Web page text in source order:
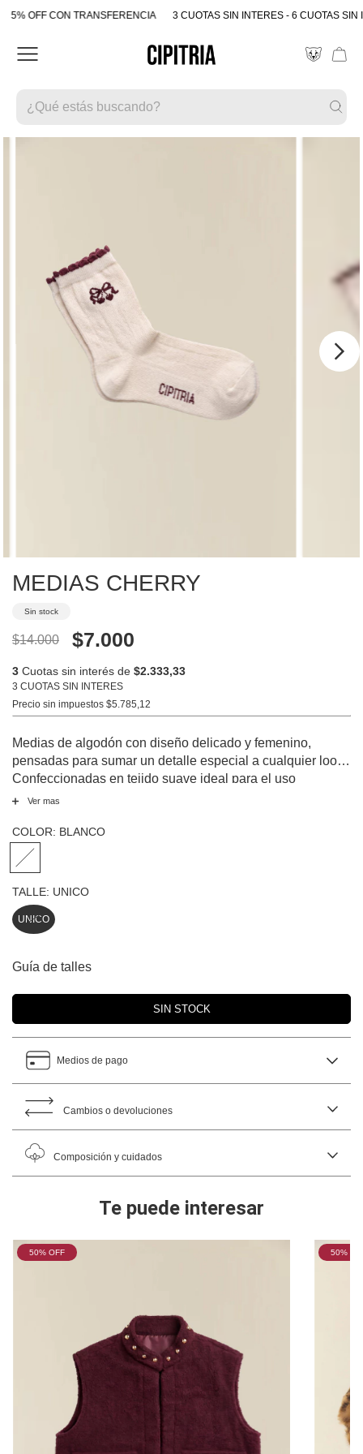
5% OFF CON TRANSFERENCIA 3 CUOTAS SIN INTERES - 6 CUOTAS
MEDIAS CHERRY
Sin stock
$14.000 $7.000
3 Cuotas sin interés de $2.333,33
3 CUOTAS SIN INTERES
Precio sin impuestos $5.785,12
Medias de algodón con diseño delicado y femenino,
pensadas para sumar un detalle especial a cualquier look.
Confeccionadas en tejido suave ideal para el uso
diario. Su diseño en color blanco se destaca por el borde
pequeño bordado de moño que aporta un toque sutil y
elegante. Además, incluye detalle de marca en la planta.
Perfectas para usar con zapatillas, botas o incluso para
dejar ver y completar un outfit con personalidad.
Ver mas
TALLE: UNICO
UNICO
COLOR: BLANCO
Guía de talles
Medios de pago
Cambios o devoluciones
Composición y cuidados
Te puede interesar
50% OFF 50%